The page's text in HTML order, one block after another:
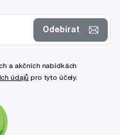
Odebírat
a akčních nabídkách
údajů pro tyto účely.